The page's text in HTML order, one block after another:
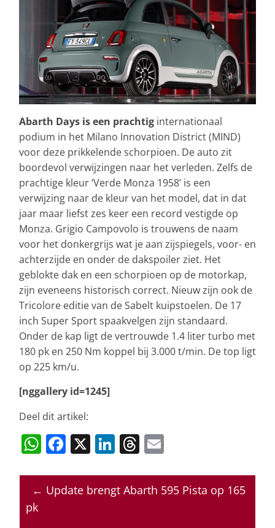
Abarth Days is een prachtig internationaal
podium in het Milano Innovation District (MIND)
voor deze prikkelende schorpioen. De auto zit
boordevol verwijzingen naar het verleden. Zelfs de
prachtige kleur ‘Verde Monza 1958’ is een
verwijzing naar de kleur van het model, dat in dat
jaar maar liefst zes keer een record vestigde op
Monza. Grigio Campovolo is trouwens de naam
voor het donkergrijs wat je aan zijspiegels, voor- en
achterzijde en onder de dakspoiler ziet. Het
geblokte dak en een schorpioen op de motorkap,
zijn eveneens historisch correct. Nieuw zijn ook de
Tricolore editie van de Sabelt kuipstoelen. De 17
inch Super Sport spaakvelgen zijn standaard.
Onder de kap ligt de vertrouwde 1.4 liter turbo met
180 pk en 250 Nm koppel bij 3.000 t/min. De top ligt
op 225 km/u.
[nggallery id=1245]
Deel dit artikel:
W
at
s
F
c
e
X Li
k
e
T
re
a
ai
l
← Update brengt Abarth 595 Pista op 165
pk